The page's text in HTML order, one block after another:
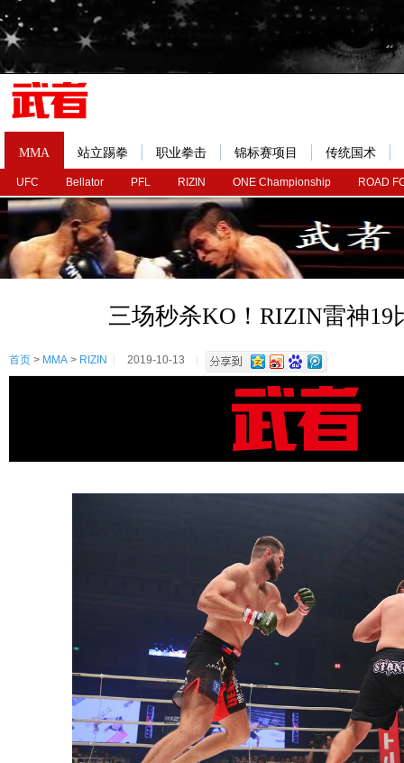
MMA
UFC Bellator PFL RIZIN ONE Championship ROAD
站立踢拳 职业拳击 锦标赛项目 传统国术
三场秒杀KO！RIZIN雷神19
首页 > MMA > RIZIN 2019-10-13